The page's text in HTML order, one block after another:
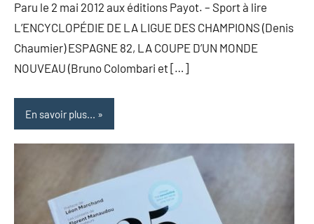
Paru le 2 mai 2012 aux éditions Payot. – Sport à lire
L’ENCYCLOPÉDIE DE LA LIGUE DES CHAMPIONS (Denis
Chaumier) ESPAGNE 82, LA COUPE D’UN MONDE
NOUVEAU (Bruno Colombari et […]
En savoir plus...